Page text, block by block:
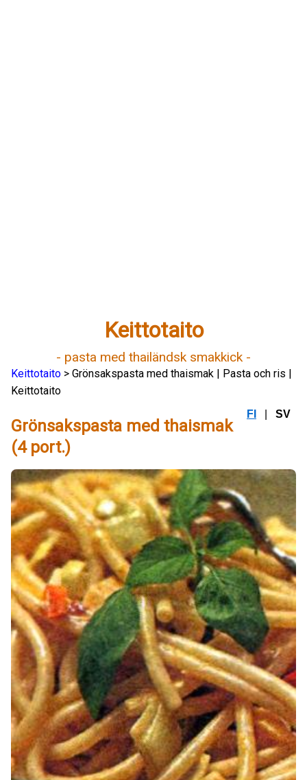
Keittotaito
- pasta med thailändsk smakkick -
Keittotaito > Grönsakspasta med thaismak | Pasta och ris |
Keittotaito
FI SV
Grönsakspasta med thaismak
(4 port.)